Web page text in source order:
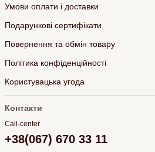
Умови оплати і доставки
Подарункові сертифікати
Повернення та обмін товару
Політика конфіденційності
Користувацька угода
Контакти
Call-center
+38(067) 670 33 11